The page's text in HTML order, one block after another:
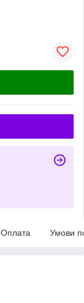
Оплата Умови